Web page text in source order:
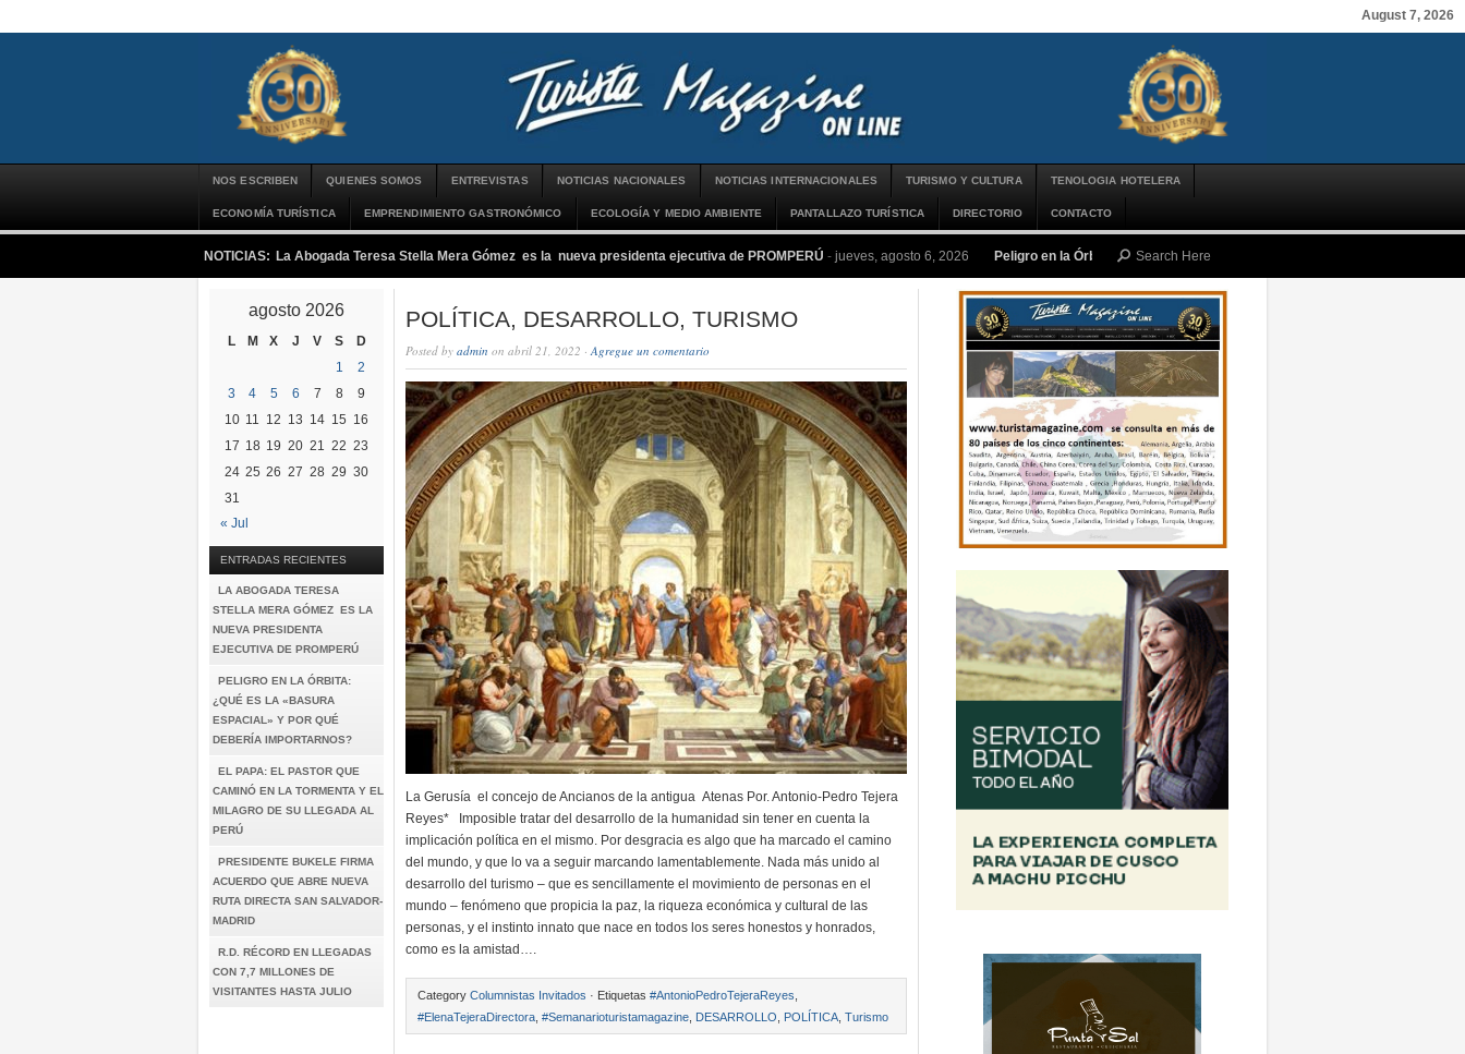
August 7, 2026
NOS ESCRIBEN QUIENES SOMOS ENTREVISTAS NOTICIAS NACIONALES NOTICIAS INTERNACIONALES TURISMO Y CULTURA TENOLOGIA HOTELERA
ECONOMÍA TURÍSTICA EMPRENDIMIENTO GASTRONÓMICO ECOLOGÍA Y MEDIO AMBIENTE PANTALLAZO TURÍSTICA DIRECTORIO CONTACTO
NOTICIAS: La Abogada Teresa Stella Mera Gómez es la nueva presidenta ejecutiva de PROMPERÚ - jueves, agosto 6, 2026 Peligro en la Órbita: ¿Qué es la «Basura Espacial» y por qué debería
agosto 2026
L M X J V S
D
1
2
3
4 5 6 7 8
9
10 11 12 13 14 15 16
17 18 19 20 21 22 23
24 25 26 27 28 29 30
31
« Jul
ENTRADAS RECIENTES
LA ABOGADA TERESA
STELLA MERA GÓMEZ ES LA
NUEVA PRESIDENTA
EJECUTIVA DE PROMPERÚ
PELIGRO EN LA ÓRBITA:
¿QUÉ ES LA «BASURA
ESPACIAL» Y POR QUÉ
DEBERÍA IMPORTARNOS?
EL PAPA: EL PASTOR QUE
CAMINÓ EN LA TORMENTA Y EL
MILAGRO DE SU LLEGADA AL
PERÚ
PRESIDENTE BUKELE FIRMA
ACUERDO QUE ABRE NUEVA
RUTA DIRECTA SAN SALVADOR-
MADRID
R.D. RÉCORD EN LLEGADAS
CON 7,7 MILLONES DE
VISITANTES HASTA JULIO
POLÍTICA, DESARROLLO, TURISMO
Posted by admin on abril 21, 2022 ·Agregue un comentario
La Gerusía el concejo de Ancianos de la antigua Atenas Por. Antonio-Pedro Tejera
Reyes* Imposible tratar del desarrollo de la humanidad sin tener en cuenta la
implicación política en el mismo. Por desgracia es algo que ha marcado el camino
del mundo, y que lo va a seguir marcando lamentablemente. Nada más unido al
desarrollo del turismo – que es sencillamente el movimiento de personas en el
mundo – fenómeno que propicia la paz, la riqueza económica y cultural de las
personas, y el instinto innato que nace en todos los seres honestos y honrados,
como es la amistad….
Category Columnistas Invitados · Etiquetas #AntonioPedroTejeraReyes
#ElenaTejeraDirectora #Semanarioturistamagazine DESARROLLO POLÍTICA Turismo